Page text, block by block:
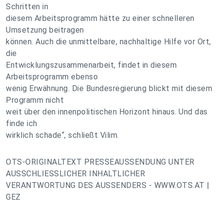
Schritten in
diesem Arbeitsprogramm hätte zu einer schnelleren
Umsetzung beitragen
können. Auch die unmittelbare, nachhaltige Hilfe vor Ort,
die
Entwicklungszusammenarbeit, findet in diesem
Arbeitsprogramm ebenso
wenig Erwähnung. Die Bundesregierung blickt mit diesem
Programm nicht
weit über den innenpolitischen Horizont hinaus. Und das
finde ich
wirklich schade“, schließt Vilim.
OTS-ORIGINALTEXT PRESSEAUSSENDUNG UNTER
AUSSCHLIESSLICHER INHALTLICHER
VERANTWORTUNG DES AUSSENDERS - WWW.OTS.AT |
GEZ